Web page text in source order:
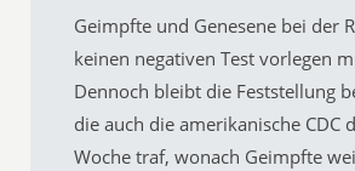
Geimpfte und Genesene bei der
keinen negativen Test vorlegen
Dennoch bleibt die Feststellung
die auch die amerikanische CDC
Woche traf, wonach Geimpfte